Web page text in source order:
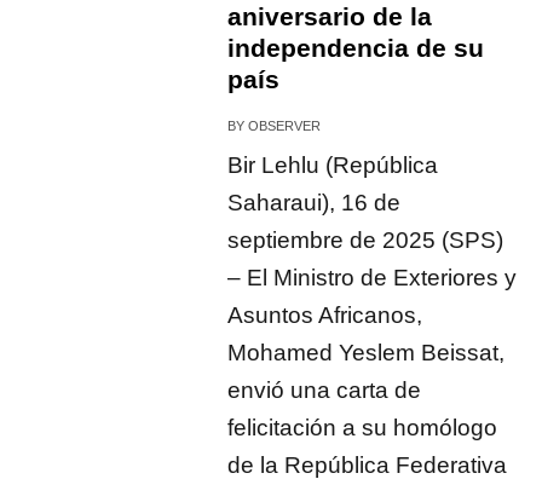
aniversario de la
independencia de su
país
BYOBSERVER
Bir Lehlu (República
Saharaui), 16 de
septiembre de 2025 (SPS)
– El Ministro de Exteriores y
Asuntos Africanos,
Mohamed Yeslem Beissat,
envió una carta de
felicitación a su homólogo
de la República Federativa